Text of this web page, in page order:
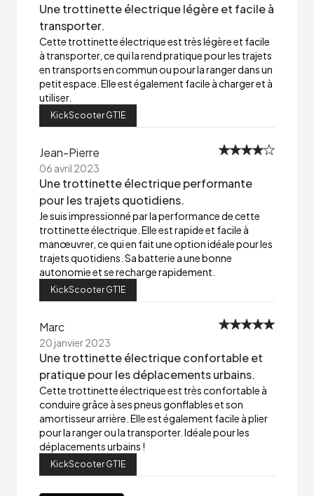
Une trottinette électrique légère et facile à
transporter.
Cette trottinette électrique est très légère et facile
à transporter, ce qui la rend pratique pour les trajets
en transports en commun ou pour la ranger dans un
petit espace. Elle est également facile à charger et à
utiliser.
KickScooter GT1E
Jean-Pierre
06 avril 2023
Une trottinette électrique performante
pour les trajets quotidiens.
Je suis impressionné par la performance de cette
trottinette électrique. Elle est rapide et facile à
manœuvrer, ce qui en fait une option idéale pour les
trajets quotidiens. Sa batterie a une bonne
autonomie et se recharge rapidement.
KickScooter GT1E
Marc
20 janvier 2023
Une trottinette électrique confortable et
pratique pour les déplacements urbains.
Cette trottinette électrique est très confortable à
conduire grâce à ses pneus gonflables et son
amortisseur arrière. Elle est également facile à plier
pour la ranger ou la transporter. Idéale pour les
déplacements urbains !
KickScooter GT1E